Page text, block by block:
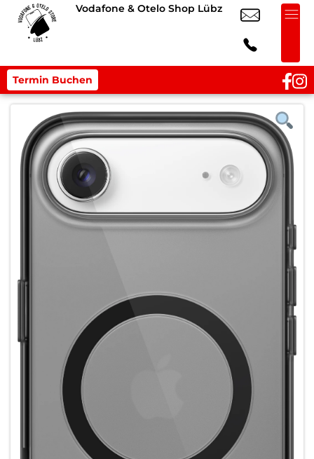
Vodafone & Otelo Shop Lübz
Termin Buchen